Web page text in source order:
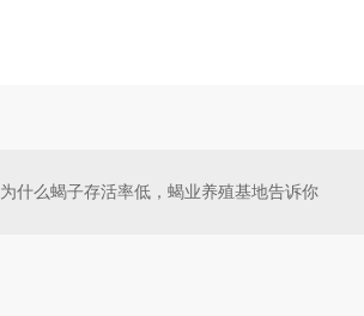
为什么蝎子存活率低，蝎业养殖基地告诉你